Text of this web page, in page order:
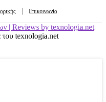
Επικοινωνία
του texnologia.net